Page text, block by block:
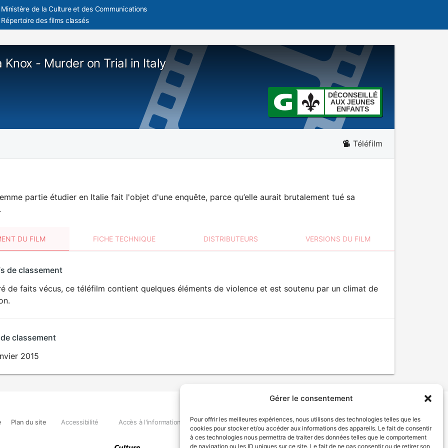
Gérer le consentement
Pour offrir les meilleures expériences, nous utilisons des technologies telles que les
cookies pour stocker et/ou accéder aux informations des appareils. Le fait de consentir
à ces technologies nous permettra de traiter des données telles que le comportement
de navigation ou les ID uniques sur ce site. Le fait de ne pas consentir ou de retirer son
Ministère de la Culture et des Communications
Répertoire des films classés
Knox - Murder on Trial in Italy
DÉCONSEILLÉ
AUX JEUNES
ENFANTS
Téléfilm
partie étudier en Italie fait l'objet d'une enquête, parce qu’elle aurait brutalement tué sa
DU FILM FICHE TECHNIQUE DISTRIBUTEURS VERSIONS DU FILM
DÉCONSEILLÉ
de classement
de faits vécus, ce téléfilm contient quelques éléments de violence et est soutenu par un climat de
classement
2015
Plan du site Accessibilité Accès à l'information Déclaration de services Politique de confidentialité